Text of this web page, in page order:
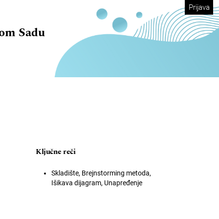
Prijava
Sadu
Ključne reči
Skladište, Brejnstorming metoda,
Išikava dijagram, Unapređenje